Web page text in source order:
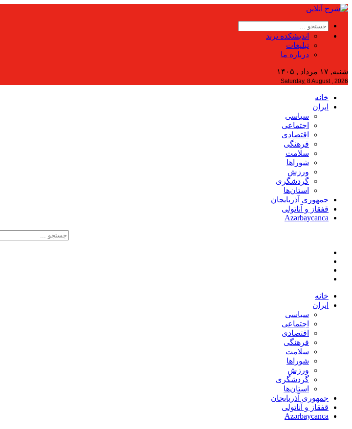
اندیشکده ترند
تبلیغات
درباره ما
شنبه, ۱۷ مرداد , ۱۴۰۵
Saturday, 8 August , 2026
خانه
ایران
سیاسی
اجتماعی
اقتصادی
فرهنگی
سلامت
شوراها
ورزش
گردشگری
استان‌ها
جمهوری آذربایجان
قفقاز و آناتولی
Azərbaycanca
خانه
ایران
سیاسی
اجتماعی
اقتصادی
فرهنگی
سلامت
شوراها
ورزش
گردشگری
استان‌ها
جمهوری آذربایجان
قفقاز و آناتولی
Azərbaycanca